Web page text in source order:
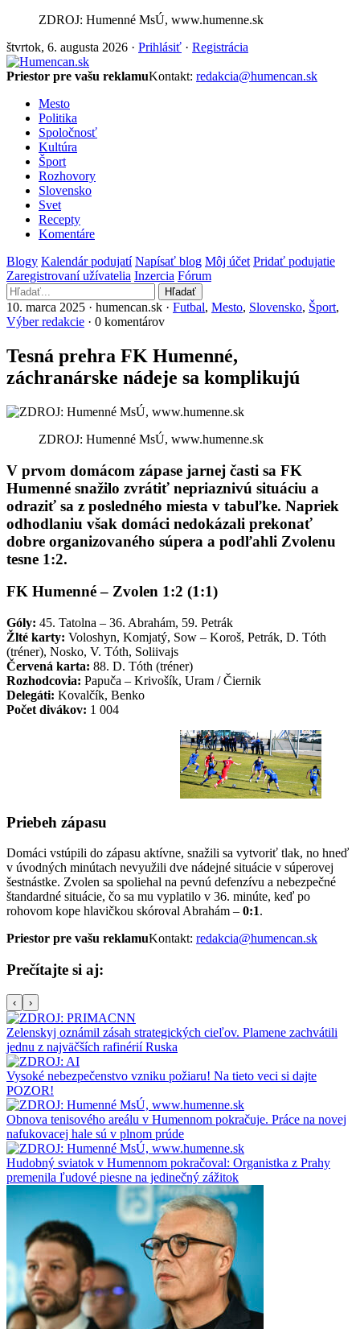
ZDROJ: Humenné MsÚ, www.humenne.sk
štvrtok, 6. augusta 2026 · Prihlásiť · Registrácia
Priestor pre vašu reklamuKontakt: redakcia@humencan.sk
Mesto
Politika
Spoločnosť
Kultúra
Šport
Rozhovory
Slovensko
Svet
Recepty
Komentáre
Blogy Kalendár podujatí Napísať blog Môj účet Pridať podujatie
Zaregistrovaní užívatelia Inzercia Fórum
Hľadať
10. marca 2025 · humencan.sk · Futbal, Mesto, Slovensko, Šport,
Výber redakcie · 0 komentárov
Tesná prehra FK Humenné,
záchranárske nádeje sa komplikujú
ZDROJ: Humenné MsÚ, www.humenne.sk
V prvom domácom zápase jarnej časti sa FK
Humenné snažilo zvrátiť nepriaznivú situáciu a
odraziť sa z posledného miesta v tabuľke. Napriek
odhodlaniu však domáci nedokázali prekonať
dobre organizovaného súpera a podľahli Zvolenu
tesne 1:2.
FK Humenné – Zvolen 1:2 (1:1)
Góly: 45. Tatolna – 36. Abrahám, 59. Petrák
Žlté karty: Voloshyn, Komjatý, Sow – Koroš, Petrák, D. Tóth
(tréner), Nosko, V. Tóth, Soliivajs
Červená karta: 88. D. Tóth (tréner)
Rozhodcovia: Papuča – Krivošík, Uram / Čiernik
Delegáti: Kovalčík, Benko
Počet divákov: 1 004
Priebeh zápasu
Domáci vstúpili do zápasu aktívne, snažili sa vytvoriť tlak, no hneď
v úvodných minútach nevyužili dve nádejné situácie v súperovej
šestnástke. Zvolen sa spoliehal na pevnú defenzívu a nebezpečné
štandardné situácie, čo sa mu vyplatilo v 36. minúte, keď po
rohovom kope hlavičkou skóroval Abrahám – 0:1.
Priestor pre vašu reklamuKontakt: redakcia@humencan.sk
Prečítajte si aj:
‹ ›
Zelenskyj oznámil zásah strategických cieľov. Plamene zachvátili
jednu z najväčších rafinérií Ruska
Vysoké nebezpečenstvo vzniku požiaru! Na tieto veci si dajte
POZOR!
Obnova tenisového areálu v Humennom pokračuje. Práce na novej
nafukovacej hale sú v plnom prúde
Hudobný sviatok v Humennom pokračoval: Organistka z Prahy
premenila ľudové piesne na jedinečný zážitok